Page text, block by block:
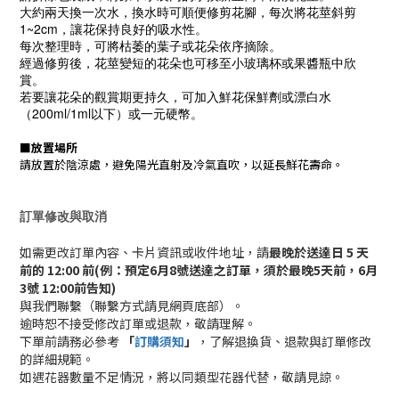
大約兩天換一次水，換水時可順便修剪花腳，每次將花莖斜剪
1~2cm，讓花保持良好的吸水性。
每次整理時，可將枯萎的葉子或花朵依序摘除。
經過修剪後，花莖變短的花朵也可移至小玻璃杯或果醬瓶中欣
賞。
若要讓花朵的觀賞期更持久，可加入鮮花保鮮劑或漂白水
（200ml/1ml以下）或一元硬幣。
■放置場所
請放置於陰涼處，避免陽光直射及冷氣直吹，以延長鮮花壽命。
訂單修改與取消
如需更改訂單內容、卡片資訊或收件地址，請最晚於送達日 5 天
前的 12:00 前(例：預定6月8號送達之訂單，須於最晚5天前，6月
3號 12:00前告知)
與我們聯繫（聯繫方式請見網頁底部）。
逾時恕不接受修改訂單或退款，敬請理解。
下單前請務必參考 「訂購須知」
，了解退換貨、退款與訂單修改
的詳細規範。
如遇花器數量不足情況，將以同類型花器代替，敬請見諒。